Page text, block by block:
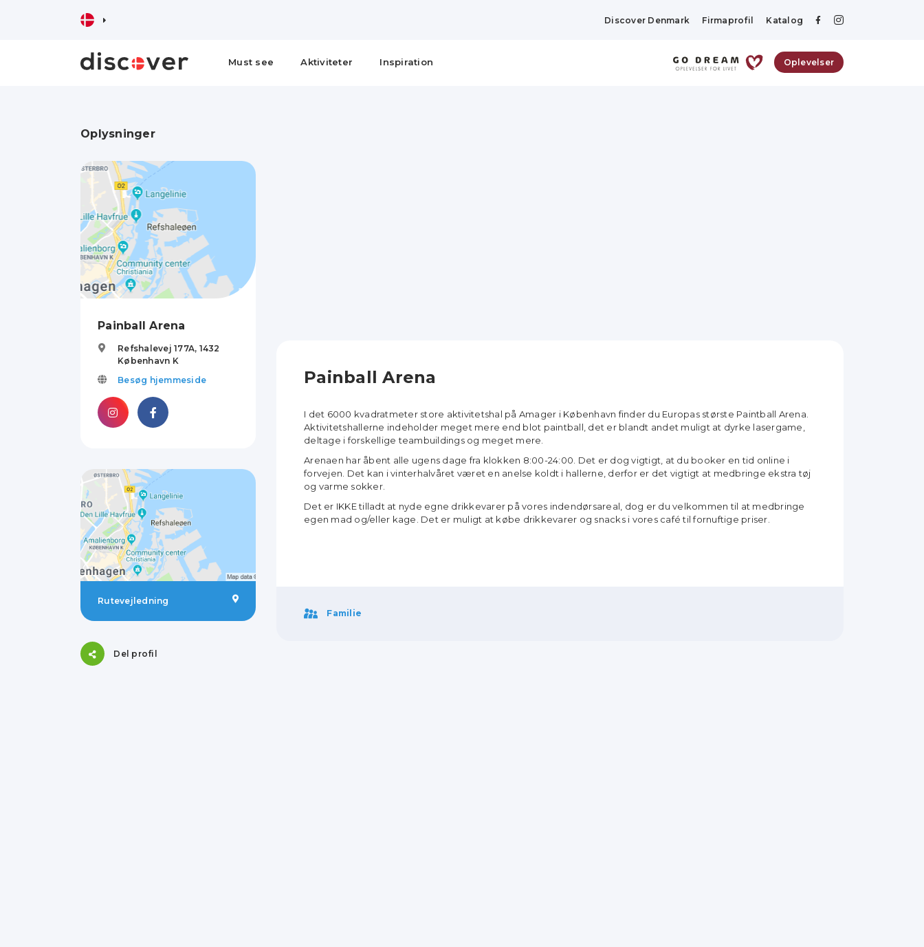
Discover Denmark Firmaprofil Katalog
Must see Aktiviteter Inspiration Oplevelser
Oplysninger
Painball Arena
Refshalevej 177A, 1432
København K
Besøg hjemmeside
Rutevejledning
Del profil
Painball Arena
I det 6000 kvadratmeter store aktivitetshal på Amager i København finder du Europas største Paintball Arena.
Aktivitetshallerne indeholder meget mere end blot paintball, det er blandt andet muligt at dyrke lasergame,
deltage i forskellige teambuildings og meget mere.
Arenaen har åbent alle ugens dage fra klokken 8:00-24:00. Det er dog vigtigt, at du booker en tid online i
forvejen. Det kan i vinterhalvåret været en anelse koldt i hallerne, derfor er det vigtigt at medbringe ekstra tøj
og varme sokker.
Det er IKKE tilladt at nyde egne drikkevarer på vores indendørsareal, dog er du velkommen til at medbringe
egen mad og/eller kage. Det er muligt at købe drikkevarer og snacks i vores café til fornuftige priser.
Familie